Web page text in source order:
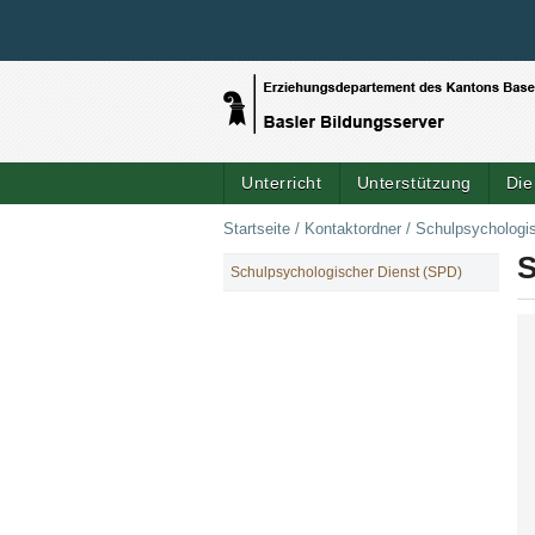
Unterricht Unterstützung
Startseite / Kontaktordner /
NAVIGATION
Schulpsychologischer Dienst (SPD)